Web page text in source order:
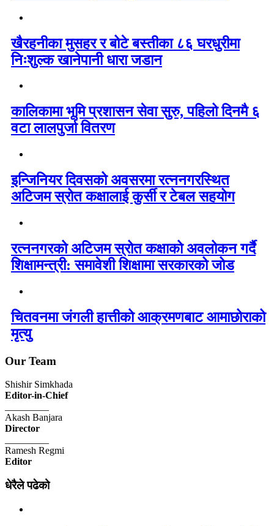
खैरहनीका मुसहर र बोटे बस्तीका ८६ घरधुरीमा
निःशुल्क खानेपानी धारा जडान
कालिकामा भूमि प्रशासन सेवा सुरु, पहिलो दिनमै ६
वटा लालपुर्जा वितरण
इन्जिनियर दिवसको अवसरमा रत्ननगरस्थित
अटिजम स्रोत कक्षालाई कुर्सी र टेबल सहयोग
रत्ननगरको अटिजम स्रोत कक्षाको अवलोकन गर्दै
शिक्षामन्त्री: समावेशी शिक्षामा सरकारको जोड
चितवनमा जंगली हात्तीको आक्रमणबाट आमाछोराको
मृत्यु
Our Team
Shishir Simkhada
Editor-in-Chief
Akash Banjara
Director
Ramesh Regmi
Editor
धेरैले पढेको